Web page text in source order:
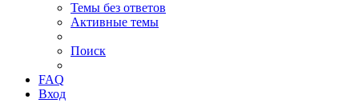
Темы без ответов
Активные темы
Поиск
FAQ
Вход